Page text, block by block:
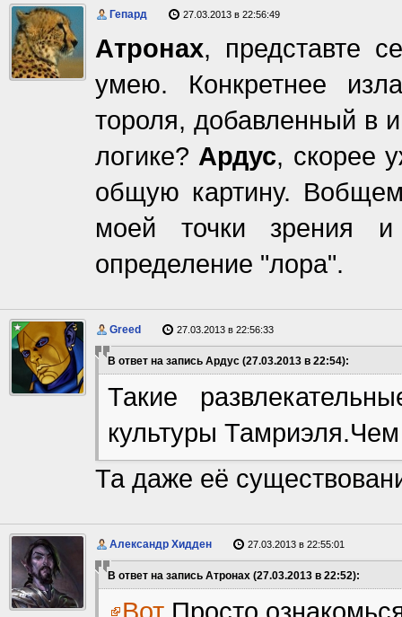
Гепард 27.03.2013 в 22:56:49
Атронах, представте
умею. Конкретнее
тороля, добавленный в
логике? Ардус, скорее
общую картину.
моей точки зрения
определение "лора".
Greed 27.03.2013 в 22:56:33
В ответ на запись Ардус (27.03.2013 в 22:54):
Такие
культуры
Та даже её
Александр Хидден 27.03.2013 в 22:55:01
В ответ на запись Атронах (27.03.2013 в 22:52):